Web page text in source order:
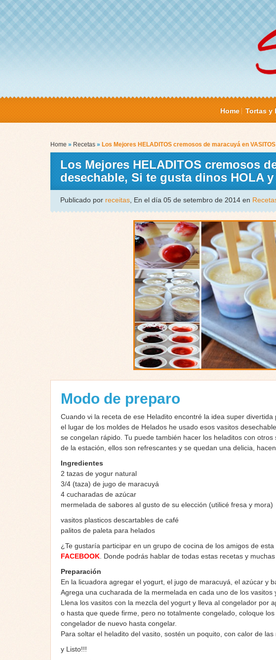
Home Tortas y
Home » Recetas » Los Mejores HELADITOS cremosos de maracuyá en
Los Mejores HELADITOS cremosos
desechable, Si te gusta dinos HOLA
Publicado por receitas , En el día 05 de setembro de 2014 en
Modo de preparo
Cuando vi la receta de ese Heladito encontré la idea super divertida
el lugar de los moldes de Helados he usado esos vasitos
se congelan rápido. Tu puede también hacer los heladitos con
de la estación, ellos son refrescantes y se quedan una delicia,
Ingredientes
2 tazas de yogur natural
3/4 (taza) de jugo de maracuyá
4 cucharadas de azúcar
mermelada de sabores al gusto de su elección (utilicé fresa y mora)
vasitos plasticos descartables de café
palitos de paleta para helados
¿Te gustaría participar en un grupo de cocina de los amigos de
FACEBOOK . Donde podrás hablar de todas estas recetas y muchas
Preparación
En la licuadora agregar el yogurt, el jugo de maracuyá, el azúcar y
Agrega una cucharada de la mermelada en cada uno de los
Llena los vasitos con la mezcla del yogurt y lleva al congelador por
o hasta que quede firme, pero no totalmente congelado, coloque
congelador de nuevo hasta congelar.
Para soltar el heladito del vasito, sostén un poquito, con calor de
y Listo!!!